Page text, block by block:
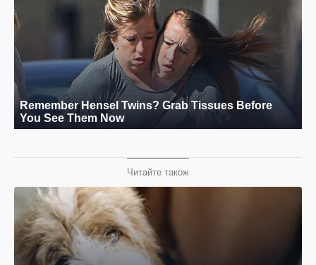
Читайте також